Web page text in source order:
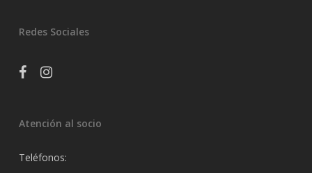
Redes Sociales
facebookinstagram
Atención al socio
Teléfonos: